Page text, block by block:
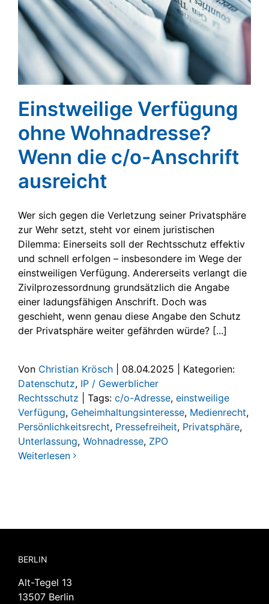
Einstweilige Verfügung
ohne Wohnadresse?
Wenn die c/o-Anschrift
ausreicht
Wer sich gegen die Verletzung seiner Privatsphäre
zur Wehr setzt, steht vor einem juristischen
Dilemma: Einerseits soll der Rechtsschutz effektiv
und schnell erfolgen – insbesondere im Wege der
einstweiligen Verfügung. Andererseits verlangt die
Zivilprozessordnung grundsätzlich die Angabe
einer ladungsfähigen Anschrift. Doch was
geschieht, wenn genau diese Angabe den Schutz
der Privatsphäre weiter gefährden würde? [...]
Von Christian Krösch 08.04.2025
Kategorien:
Datenschutz, IP / Gewerblicher
Rechtsschutz
Tags: c/o-Adresse, einstweilige
Verfügung, Geheimhaltungsinteresse, Medienrecht,
Persönlichkeitsrecht, Pressefreiheit, Privatsphäre,
Unterlassung, Wohnadresse, ZPO
Weiterlesen
BERLIN
Alt-Tegel 13
13507 Berlin